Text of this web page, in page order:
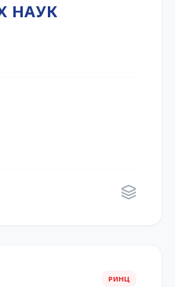
НАУК
РИНЦ